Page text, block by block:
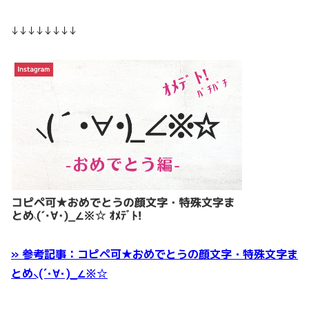
↓↓↓↓↓↓↓↓
» 参考記事：コピペ可★おめでとうの顔文字・特殊文字ま
とめ⸜(´･∀･)_∠※☆